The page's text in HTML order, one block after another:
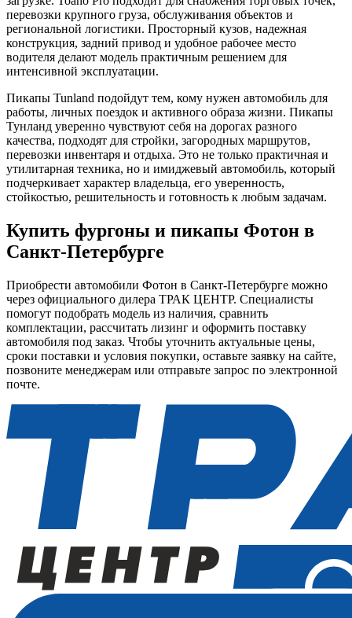
перевозки крупного груза, обслуживания объектов и
региональной логистики. Просторный кузов, надежная
конструкция, задний привод и удобное рабочее место
водителя делают модель практичным решением для
интенсивной эксплуатации.
Пикапы Tunland подойдут тем, кому нужен автомобиль для
работы, личных поездок и активного образа жизни. Пикапы
Тунланд уверенно чувствуют себя на дорогах разного
качества, подходят для стройки, загородных маршрутов,
перевозки инвентаря и отдыха. Это не только практичная и
утилитарная техника, но и имиджевый автомобиль, который
подчеркивает характер владельца, его уверенность,
стойкостью, решительность и готовность к любым задачам.
Купить фургоны и пикапы Фотон в
Санкт-Петербурге
Приобрести автомобили Фотон в Санкт-Петербурге можно
через официального дилера ТРАК ЦЕНТР. Специалисты
помогут подобрать модель из наличия, сравнить
комплектации, рассчитать лизинг и оформить поставку
автомобиля под заказ. Чтобы уточнить актуальные цены,
сроки поставки и условия покупки, оставьте заявку на сайте,
позвоните менеджерам или отправьте запрос по электронной
почте.